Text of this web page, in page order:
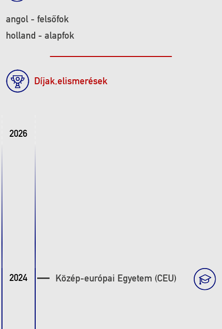
angol - felsőfok
holland - alapfok
Díjak,elismerések
2026
2024 Közép-európai Egyetem (CEU)